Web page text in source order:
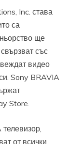
Inc. става
са
ще
със
видео
Sony BRAVIA
Store.
от всички